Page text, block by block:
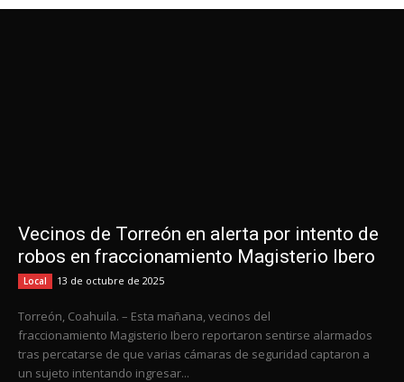
Vecinos de Torreón en alerta por intento de
robos en fraccionamiento Magisterio Ibero
Local 13 de octubre de 2025
Torreón, Coahuila. – Esta mañana, vecinos del
fraccionamiento Magisterio Ibero reportaron sentirse alarmados
tras percatarse de que varias cámaras de seguridad captaron a
un sujeto intentando ingresar...